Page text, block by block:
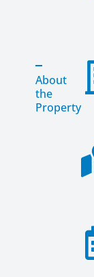
About
the
Property